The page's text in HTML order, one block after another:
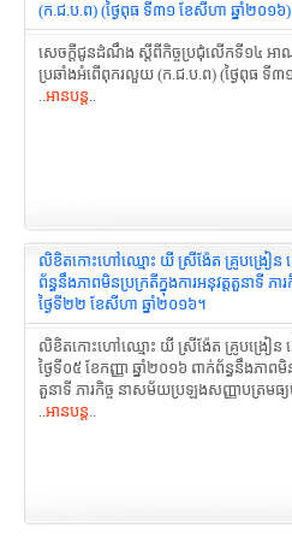
(ក.ជ.ប.ព) (ថ្ងៃពុធ ទី៣១ ខែសីហា ឆ្នាំ២០១៦)
សេចក្តីជូនដំណឹង ស្តីពីកិច្ចប្រជុំលើកទី១៤ អាណ
ប្រឆាំងអំពើពុករលួយ (ក.ជ.ប.ព) (ថ្ងៃពុធ ទី៣
..អានបន្ត..
លិខិតកោះហៅឈ្មោះ យី ស្រីង៉ែត គ្រូបង្រៀន ដើ
ព័ន្ធនឹងភាពមិនប្រក្រតី​ក្នុងការអនុវត្តតួនា
ថ្ងៃទី២២ ខែសីហា ឆ្នាំ២០១៦។
លិខិតកោះហៅឈ្មោះ យី ស្រីង៉ែត គ្រូបង្រៀន ដ
ថ្ងៃទី០៥ ខែកញ្ញា ឆ្នាំ២០១៦ ពាក់ព័ន្ធនឹងភាពមិ
តួនាទី ភារកិច្ច នាសម័យប្រឡងសញ្ញាបត្រ​ម
..អានបន្ត..